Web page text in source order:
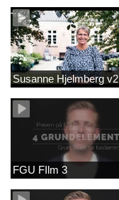
Susanne Hjelmberg v2
FGU FIlm 3